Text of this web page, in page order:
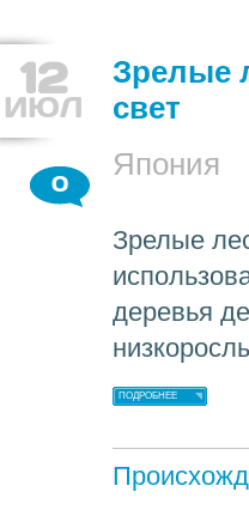
12
ИЮЛ
Зрелые
свет
Япония
0
Зрелые
деревья
ПОДРОБНЕЕ